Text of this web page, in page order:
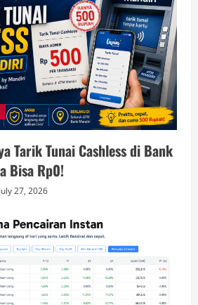
Tarik Tunai Cashless di Bank
Bisa Rp0!
July 27, 2026